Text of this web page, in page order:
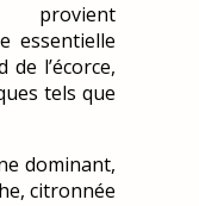
provient
essentielle
l’écorce,
tels que
dominant,
citronnée